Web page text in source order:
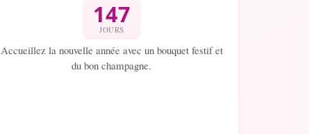
147
JOURS
Accueillez la nouvelle année avec un bouquet festif et
du bon champagne.